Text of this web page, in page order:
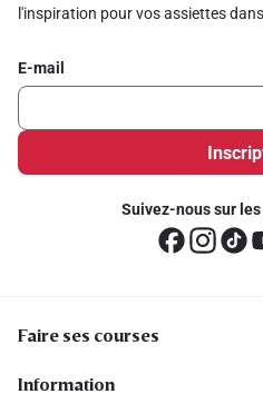
l'inspiration pour vos assiettes
E-mail
Suivez-nous sur
Faire ses courses
Information